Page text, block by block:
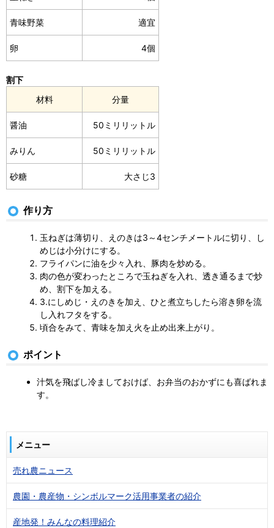
青味野菜 適宜
卵 4個
割下
材料
分量
醤油 50ミリリットル
みりん 50ミリリットル
砂糖 大さじ3
作り方
玉ねぎは薄切り、えのきは3～4センチメートルに切り、し
めじは小分けにする。
フライパンに油を少々入れ、豚肉を炒める。
肉の色が変わったところで玉ねぎを入れ、透き通るまで炒
め、割下を加える。
3.にしめじ・えのきを加え、ひと煮立ちしたら溶き卵を流
し入れフタをする。
頃合をみて、青味を加え火を止め出来上がり。
ポイント
汁気を飛ばし冷ましておけば、お弁当のおかずにも喜ばれま
す。
メニュー
売れ農ニュース
農園・農産物・シンボルマーク活用事業者の紹介
産地発！みんなの料理紹介